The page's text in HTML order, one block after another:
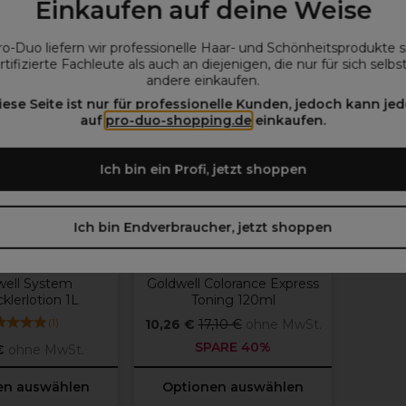
Einkaufen auf deine Weise
Duo liefern wir professionelle Haar- und Schönheitsprodukte
Fachleute als auch an diejenigen, die nur für sich
andere einkaufen.
Seite ist nur für professionelle Kunden, jedoch kann
auf pro-duo-shopping.deeinkaufen.
Ich bin ein Profi, jetzt shoppen
Ich bin Endverbraucher, jetzt shoppen
System
1L
(1)
ohne MwSt.
auswählen
ANGEBOT
Farbtöne
verfügbar
Goldwell Colorance Express
Toning 120ml
10,26 € 17,10 € ohne MwSt.
SPARE 40%
Optionen auswählen